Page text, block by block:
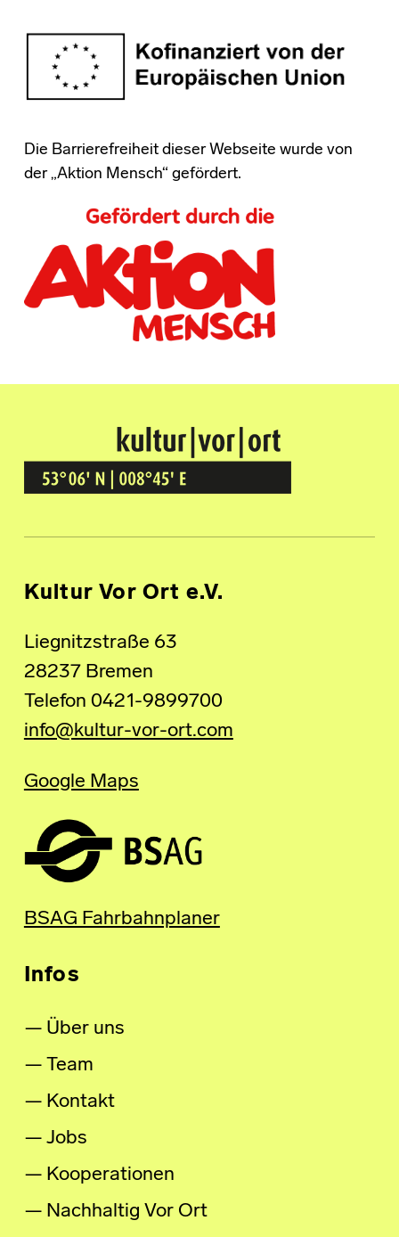
Die Barrierefreiheit dieser Webseite wurde von
der „Aktion Mensch“ gefördert.
Kultur Vor Ort
BREMEN GRÖPELINGEN
Kultur Vor Ort e.V.
Liegnitzstraße 63
28237 Bremen
Telefon 0421-9899700
info@kultur-vor-ort.com
Google Maps
BSAG Fahrbahnplaner
Infos
Über uns
Team
Kontakt
Jobs
Kooperationen
Nachhaltig Vor Ort